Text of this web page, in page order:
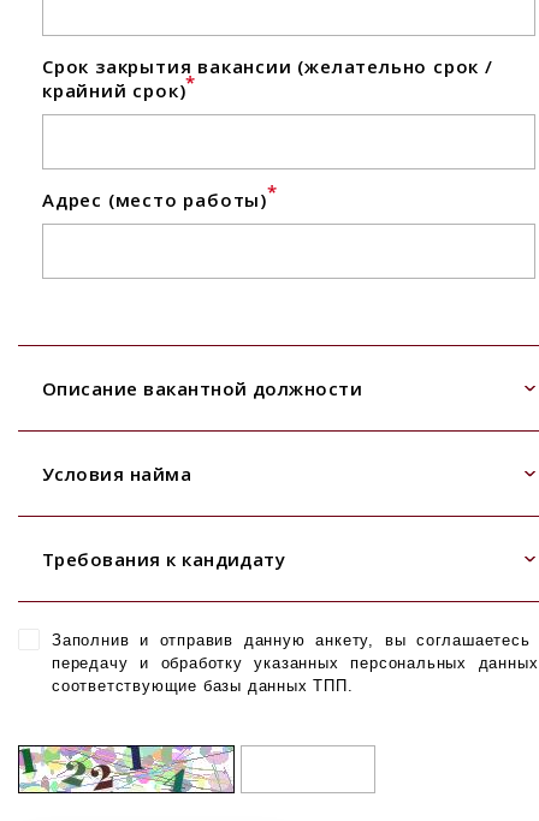
Срок закрытия вакансии (желательно срок /
крайний срок)*
Адрес (место работы)*
Описание вакантной должности
Условия найма
Требования к кандидату
Заполнив и отправив данную анкету, вы соглашаетесь
передачу и обработку указанных персональных
соответствующие базы данных ТПП.